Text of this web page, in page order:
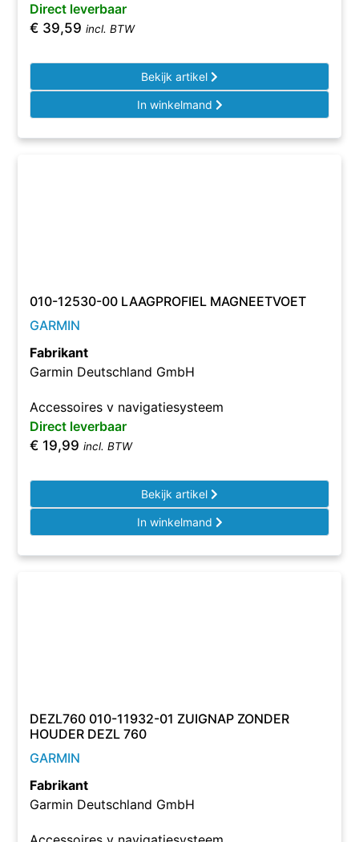
Direct leverbaar
€ 39,59 incl. BTW
Bekijk artikel
In winkelmand
010-12530-00 LAAGPROFIEL MAGNEETVOET
GARMIN
Fabrikant
Garmin Deutschland GmbH
Accessoires v navigatiesysteem
Direct leverbaar
€ 19,99 incl. BTW
Bekijk artikel
In winkelmand
DEZL760 010-11932-01 ZUIGNAP ZONDER
HOUDER DEZL 760
GARMIN
Fabrikant
Garmin Deutschland GmbH